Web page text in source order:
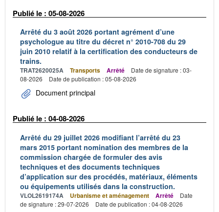
Publié le : 05-08-2026
Arrêté du 3 août 2026 portant agrément d’une
psychologue au titre du décret n° 2010-708 du 29
juin 2010 relatif à la certification des conducteurs de
trains.
TRAT2620025A Transports Arrêté
Date de signature : 03-
08-2026
Date de publication : 05-08-2026
Document principal
Publié le : 04-08-2026
Arrêté du 29 juillet 2026 modifiant l’arrêté du 23
mars 2015 portant nomination des membres de la
commission chargée de formuler des avis
techniques et des documents techniques
d’application sur des procédés, matériaux, éléments
ou équipements utilisés dans la construction.
VLOL2619174A Urbanisme et aménagement Arrêté
Date
de signature : 29-07-2026
Date de publication : 04-08-2026